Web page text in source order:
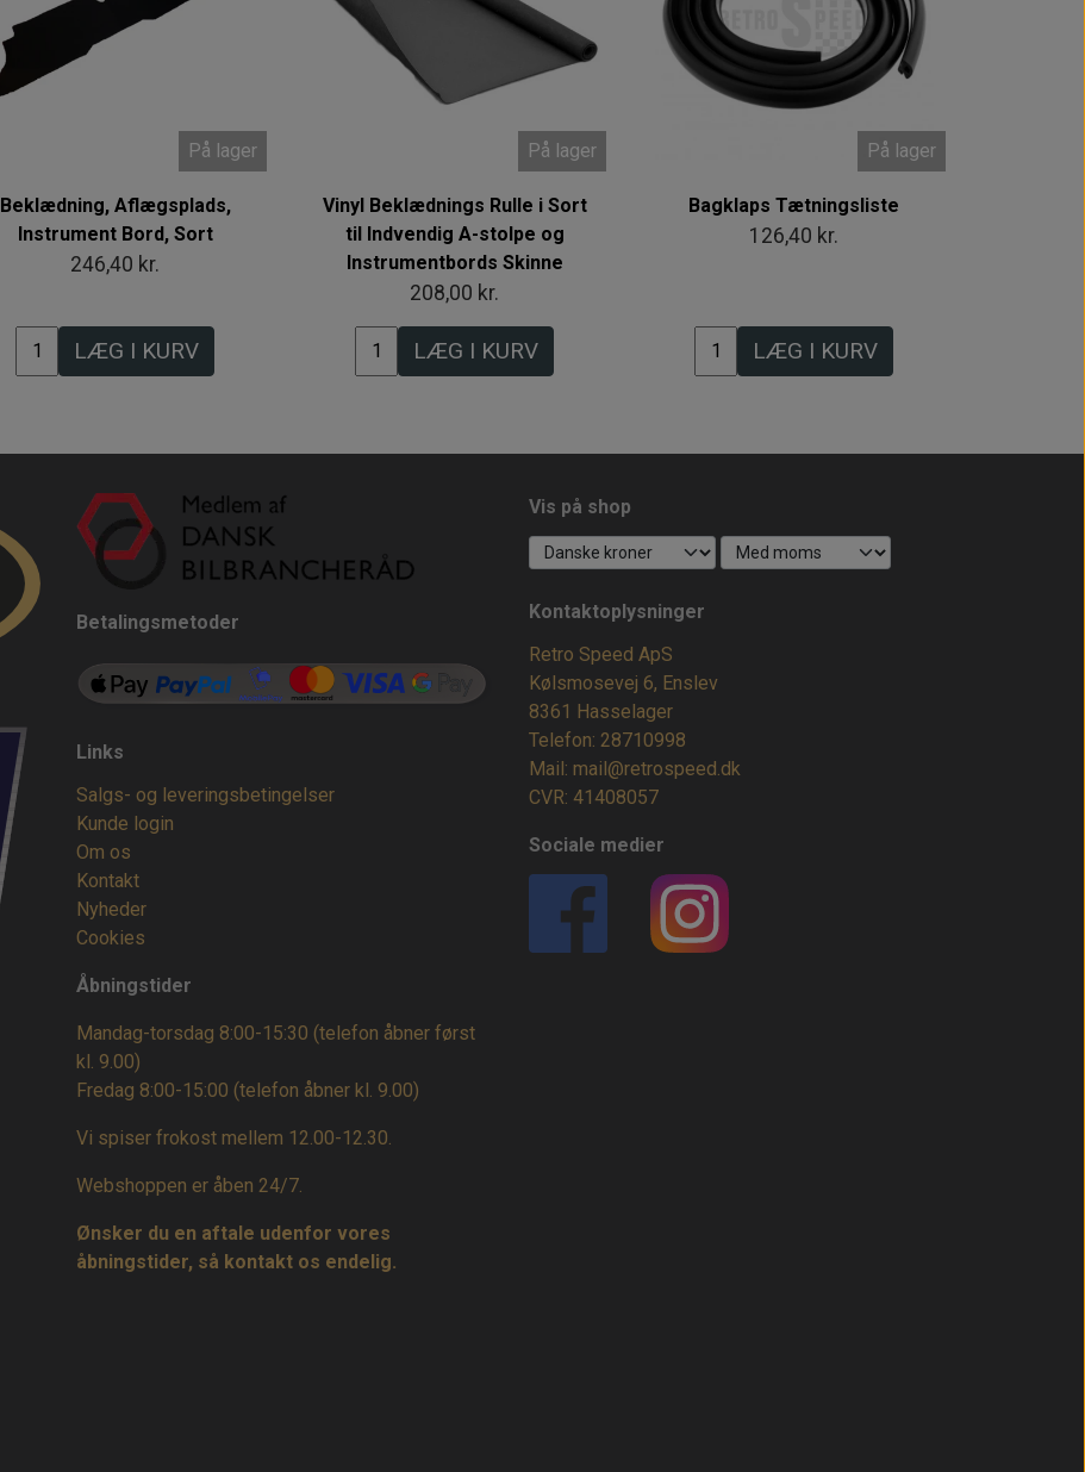
På lager
Beklædning, Aflægsplads,
Instrument Bord, Sort
246,40 kr.
LÆG I KURV
På lager
Vinyl Beklædnings Rulle i Sort
til Indvendig A-stolpe og
Instrumentbords Skinne
208,00 kr.
LÆG I KURV
På lager
Bagklaps Tætningsliste
126,40 kr.
LÆG I KURV
Betalingsmetoder
Links
Salgs- og leveringsbetingelser
Kunde login
Om os
Kontakt
Nyheder
Cookies
Åbningstider
Mandag-torsdag 8:00-15:30 (telefon åbner først
kl. 9.00)
Fredag 8:00-15:00 (telefon åbner kl. 9.00)
Vi spiser frokost mellem 12.00-12.30.
Webshoppen er åben 24/7.
Ønsker du en aftale udenfor vores
åbningstider, så kontakt os endelig.
Vis på shop
Kontaktoplysninger
Retro Speed ApS
Kølsmosevej 6, Enslev
8361 Hasselager
Telefon: 28710998
Mail: mail@retrospeed.dk
CVR: 41408057
Sociale medier